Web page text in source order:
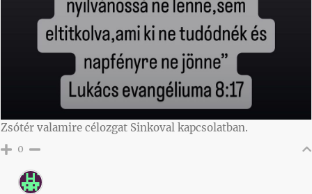
Zsótér valamire célozgat Sinkoval kapcsolatban.
0